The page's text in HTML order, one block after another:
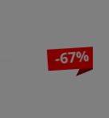
-67%